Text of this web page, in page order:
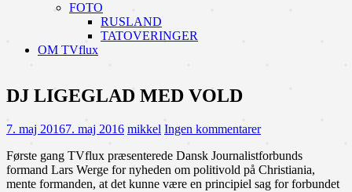
FOTO
RUSLAND
TATOVERINGER
OM TVflux
DJ LIGEGLAD MED VOLD
7. maj 20167. maj 2016 mikkel Ingen kommentarer
Første gang TVflux præsenterede Dansk Journalistforbunds
formand Lars Werge for nyheden om politivold på Christiania,
mente formanden, at det kunne være en principiel sag for forbundet